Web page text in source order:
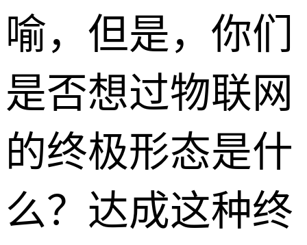
喻，但是，你们
是否想过物联网
的终极形态是什
么？达成这种终